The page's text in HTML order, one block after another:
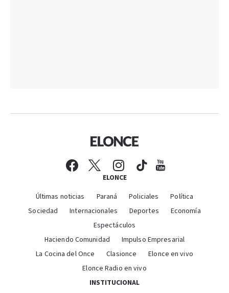
ELONCE
Últimas noticias Paraná Policiales
Política
Sociedad
Internacionales Deportes
Economía
Espectáculos
Haciendo Comunidad
Impulso Empresarial
La Cocina del Once
Clasionce
Elonce en vivo
Elonce Radio en vivo
INSTITUCIONAL